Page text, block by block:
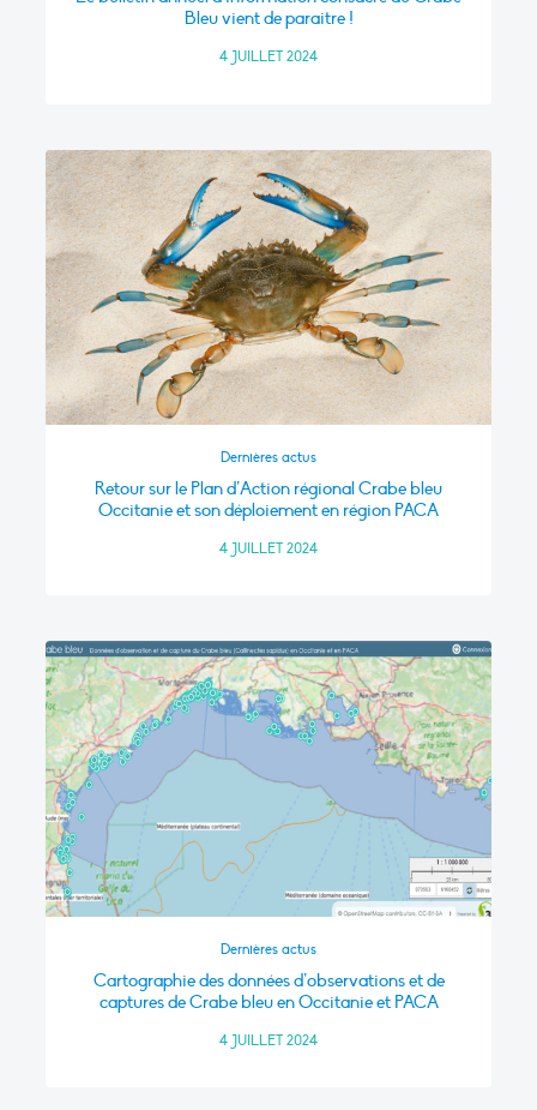
Bleu vient de paraitre !
4 JUILLET 2024
Dernières actus
Retour sur le Plan d’Action régional Crabe bleu
Occitanie et son déploiement en région PACA
4 JUILLET 2024
Dernières actus
Cartographie des données d’observations et de
captures de Crabe bleu en Occitanie et PACA
4 JUILLET 2024